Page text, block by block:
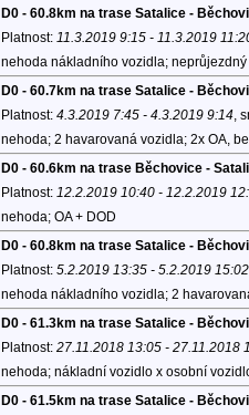
D0 - 60.8km na trase Satalice -
Platnost: 11.3.2019 9:15 - 11.3.2019
nehoda nákladního vozidla;
D0 - 60.7km na trase Satalice -
Platnost: 4.3.2019 7:45 - 4.3.2019 9:14,
nehoda; 2 havarovaná vozidla; 2x OA,
D0 - 60.6km na trase Běchovice -
Platnost: 12.2.2019 10:40 - 12.2.2019
nehoda; OA + DOD
D0 - 60.8km na trase Satalice -
Platnost: 5.2.2019 13:35 - 5.2.2019 15:02
nehoda nákladního vozidla; 2
D0 - 61.3km na trase Satalice -
Platnost: 27.11.2018 13:05 - 27.11.2018
nehoda; nákladní vozidlo x osobní
D0 - 61.5km na trase Satalice -